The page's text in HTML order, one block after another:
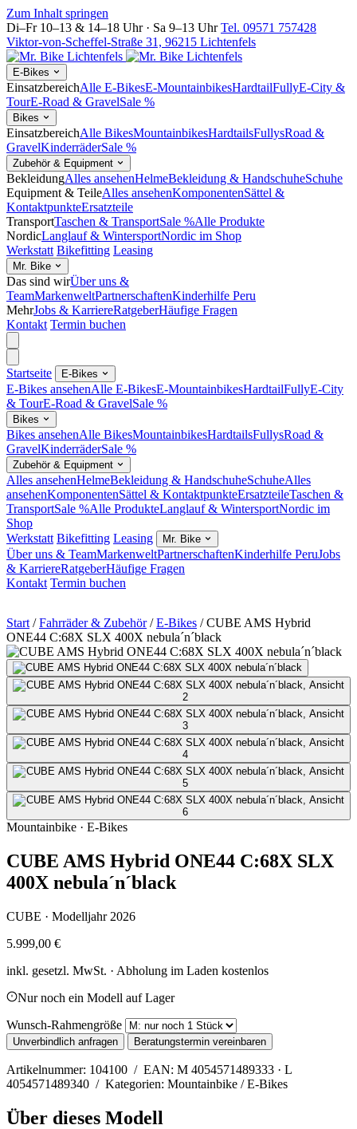
Zum Inhalt springen
Di–Fr 10–13 & 14–18 Uhr · Sa 9–13 Uhr Tel. 09571 757428
Viktor-von-Scheffel-Straße 31, 96215 Lichtenfels
E-Bikes
EinsatzbereichAlle E-BikesE-MountainbikesHardtailFullyE-City &
TourE-Road & GravelSale %
Bikes
EinsatzbereichAlle BikesMountainbikesHardtailsFullysRoad &
GravelKinderräderSale %
Zubehör & Equipment
BekleidungAlles ansehenHelmeBekleidung & HandschuheSchuhe
Equipment & TeileAlles ansehenKomponentenSättel &
KontaktpunkteErsatzteile
TransportTaschen & TransportSale %Alle Produkte
NordicLanglauf & WintersportNordic im Shop
Werkstatt Bikefitting Leasing
Mr. Bike
Das sind wirÜber uns &
TeamMarkenweltPartnerschaftenKinderhilfe Peru
MehrJobs & KarriereRatgeberHäufige Fragen
Kontakt Termin buchen
Startseite E-Bikes
E-Bikes ansehenAlle E-BikesE-MountainbikesHardtailFullyE-City
& TourE-Road & GravelSale %
Bikes
Bikes ansehenAlle BikesMountainbikesHardtailsFullysRoad &
GravelKinderräderSale %
Zubehör & Equipment
Alles ansehenHelmeBekleidung & HandschuheSchuheAlles
ansehenKomponentenSättel & KontaktpunkteErsatzteileTaschen &
TransportSale %Alle ProdukteLanglauf & WintersportNordic im
Shop
Werkstatt Bikefitting Leasing Mr. Bike
Über uns & TeamMarkenweltPartnerschaftenKinderhilfe PeruJobs
& KarriereRatgeberHäufige Fragen
Kontakt Termin buchen
Start / Fahrräder & Zubehör / E-Bikes /CUBE AMS Hybrid
ONE44 C:68X SLX 400X nebula´n´black
Mountainbike · E-Bikes
CUBE AMS Hybrid ONE44 C:68X SLX
400X nebula´n´black
CUBE · Modelljahr 2026
5.999,00 €
inkl. gesetzl. MwSt. · Abholung im Laden kostenlos
Nur noch ein Modell auf Lager
Wunsch-Rahmengröße
Unverbindlich anfragen Beratungstermin vereinbaren
Artikelnummer: 104100 / EAN: M 4054571489333 · L
4054571489340 / Kategorien: Mountainbike / E-Bikes
Über dieses Modell